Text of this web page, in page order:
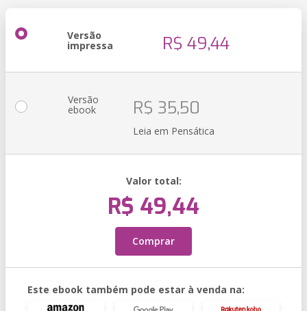
Versão
impressa R$ 49,44
Versão
ebook R$ 35,50
Leia em Pensática
Valor total:
R$ 49,44
Comprar
Este ebook também pode estar à venda na: